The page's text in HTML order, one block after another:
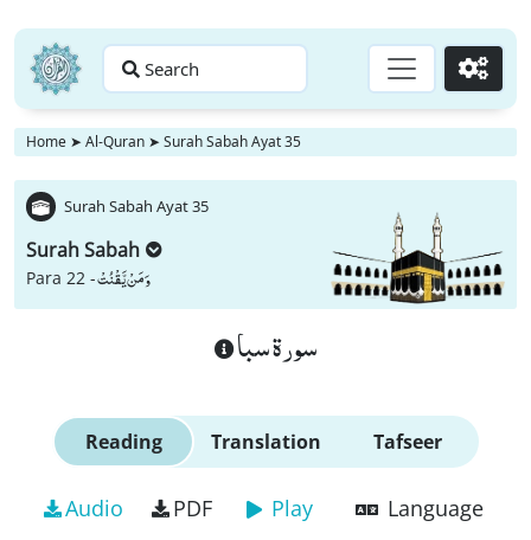
Search Go
Home ➤ Al-Quran ➤ Surah Sabah Ayat 35
Surah Sabah Ayat 35
Surah Sabah
Para 22 -وَ مَنْ یَّقْنُتْ
سورة سبا
Reading Translation Tafseer
Audio PDF Play Language